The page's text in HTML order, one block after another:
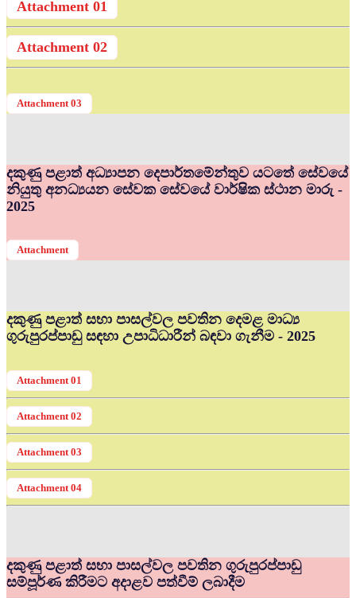
Attachment 01
Attachment 02
Attachment 03
දකුණු පළාත් අධ්‍යාපන දෙපාර්තමේන්තුව යටතේ සේවයේ
නියුතු අනධ්‍යයන සේවක සේවයේ වාර්ෂික ස්ථාන මාරු -
2025
Attachment
දකුණු පළාත් සභා පාසල්වල පවතින දෙමළ මාධ්‍ය
ගුරුපුරප්පාඩු සඳහා උපාධිධාරීන් බඳවා ගැනීම - 2025
Attachment 01
Attachment 02
Attachment 03
Attachment 04
දකුණු පළාත් සභා පාසල්වල පවතින ගුරුපුරප්පාඩු
සම්පූර්ණ කිරීමට අදාළව පත්වීම් ලබාදීම